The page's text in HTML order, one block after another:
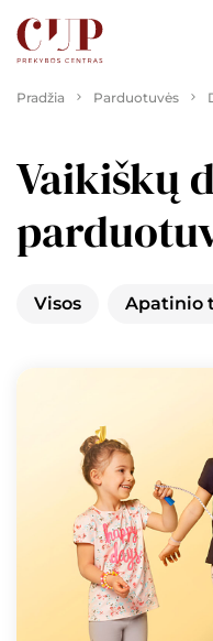
Pradžia Parduotuvės
Vaikiškų
Visos Apatinio